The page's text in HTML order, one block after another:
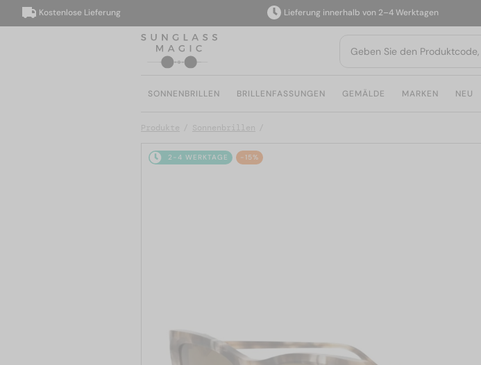
Kostenlose Lieferung Lieferung innerhalb von 2–4 Werktagen
SONNENBRILLEN BRILLENFASSUNGEN GEMÄLDE MARKEN NEU
Produkte Sonnenbrillen
2-4 WERKTAGE -15%